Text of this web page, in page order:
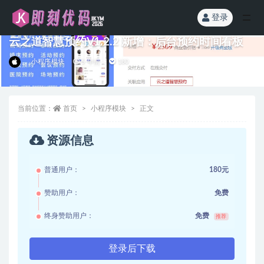
登录
云之道智慧预约V1.2.2 新增：后台预约时间看板
小程序模块 5 年前 180
当前位置： 首页 小程序模块 正文
资源信息
普通用户： 180元
赞助用户： 免费
终身赞助用户： 免费 推荐
登录后下载